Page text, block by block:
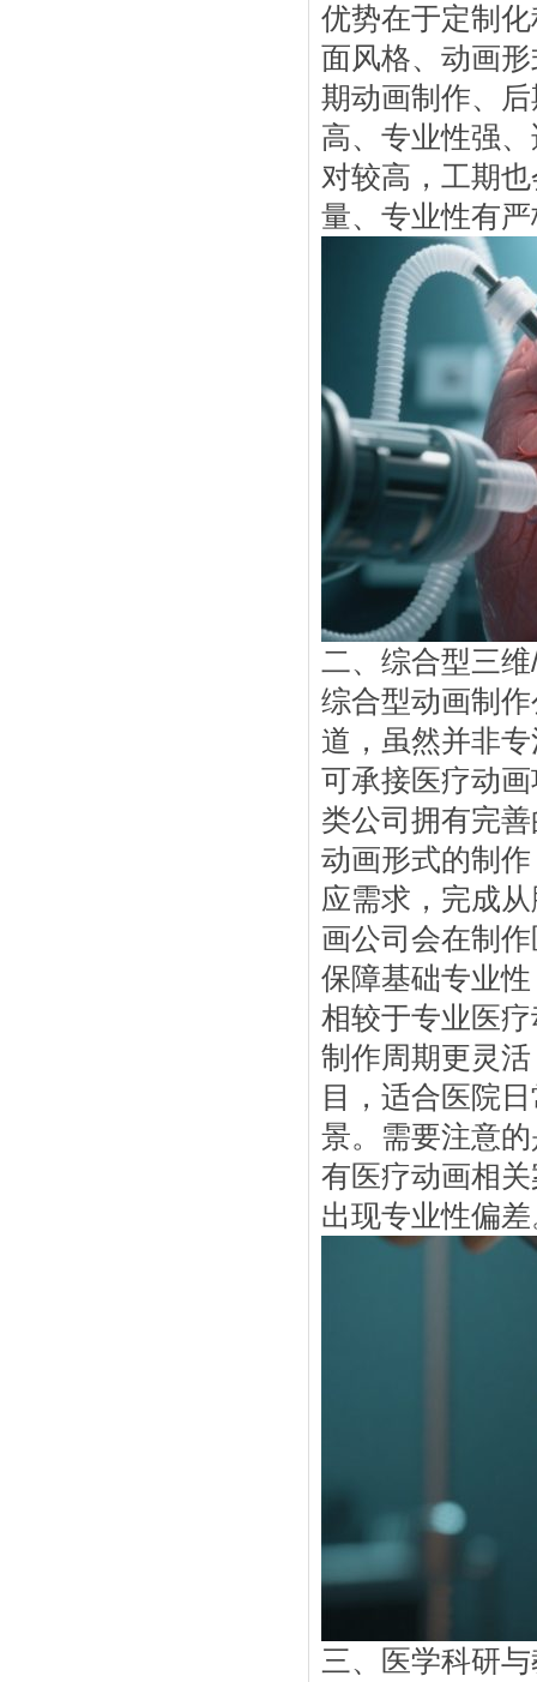
优势在于定制
面风格、动画
期动画制作、
高、专业性强
对较高，工期
量、专业性有
二、综合型三
综合型动画制
道，虽然并非
可承接医疗动
类公司拥有完
动画形式的制
应需求，完成
画公司会在制
保障基础专业
相较于专业医
制作周期更灵
目，适合医院
景。需要注意
有医疗动画相
出现专业性偏
三、医学科研